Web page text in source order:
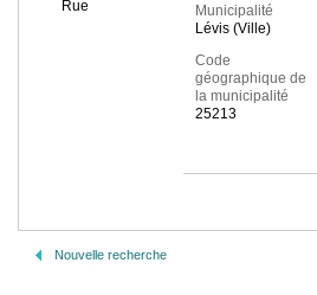
Rue
Municipalité
Lévis (Ville)
Code
géographique de
la municipalité
25213
Nouvelle recherche